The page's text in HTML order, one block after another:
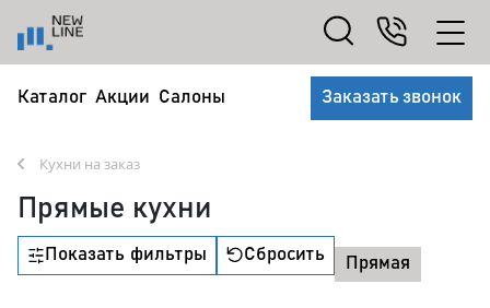
Каталог Акции Салоны Заказать звонок
Кухни на заказ
Прямые кухни
Показать фильтры Прямая
Сбросить